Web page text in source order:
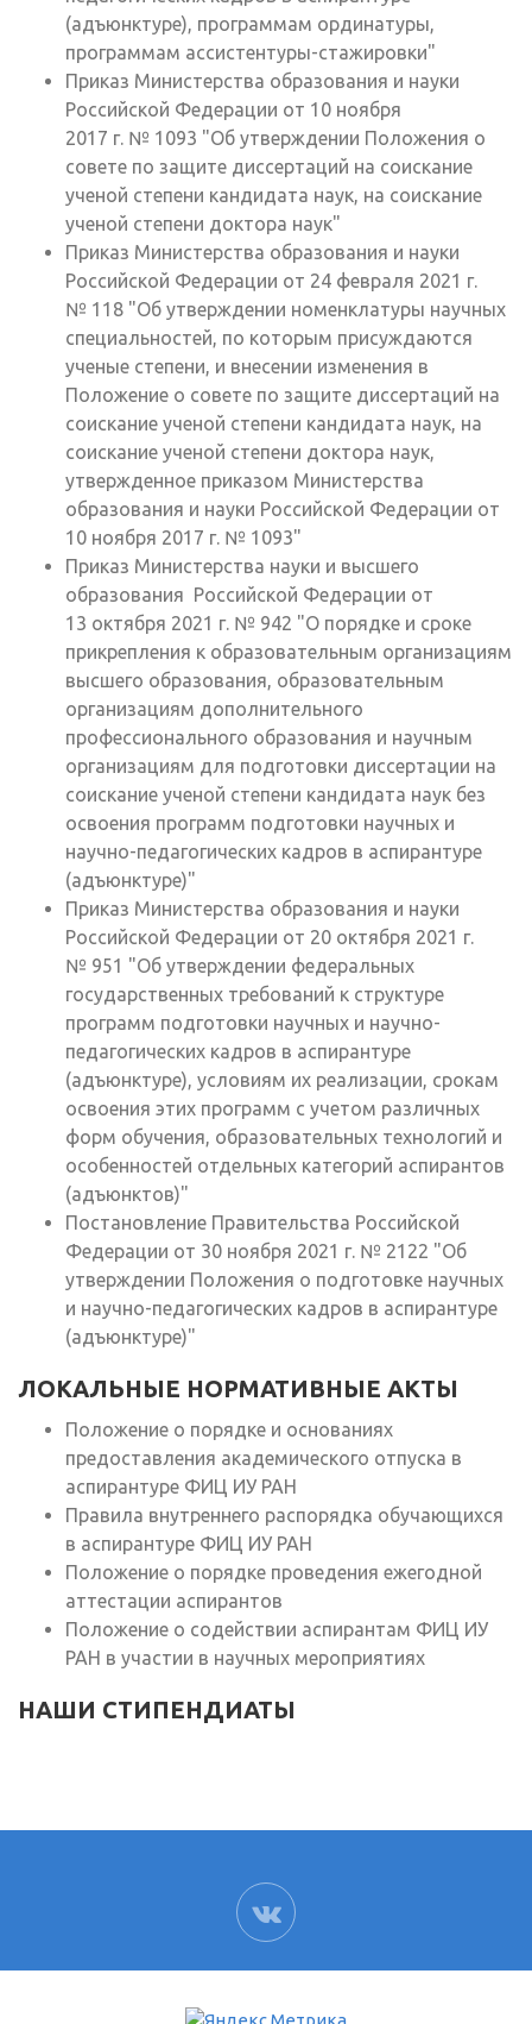
(адъюнктуре), программам ординатуры,
программам ассистентуры-стажировки"
Приказ Министерства образования и науки
Российской Федерации от 10 ноября
2017 г. № 1093 "Об утверждении Положения о
совете по защите диссертаций на соискание
ученой степени кандидата наук, на соискание
ученой степени доктора наук"
Приказ Министерства образования и науки
Российской Федерации от 24 февраля 2021 г.
№ 118 "Об утверждении номенклатуры научных
специальностей, по которым присуждаются
ученые степени, и внесении изменения в
Положение о совете по защите диссертаций на
соискание ученой степени кандидата наук, на
соискание ученой степени доктора наук,
утвержденное приказом Министерства
образования и науки Российской Федерации от
10 ноября 2017 г. № 1093"
Приказ Министерства науки и высшего
образования Российской Федерации от
13 октября 2021 г. № 942 "О порядке и сроке
прикрепления к образовательным организациям
высшего образования, образовательным
организациям дополнительного
профессионального образования и научным
организациям для подготовки диссертации на
соискание ученой степени кандидата наук без
освоения программ подготовки научных и
научно-педагогических кадров в аспирантуре
(адъюнктуре)"
Приказ Министерства образования и науки
Российской Федерации от 20 октября 2021 г.
№ 951 "Об утверждении федеральных
государственных требований к структуре
программ подготовки научных и научно-
педагогических кадров в аспирантуре
(адъюнктуре), условиям их реализации, срокам
освоения этих программ с учетом различных
форм обучения, образовательных технологий и
особенностей отдельных категорий аспирантов
(адъюнктов)"
Постановление Правительства Российской
Федерации от 30 ноября 2021 г. № 2122 "Об
утверждении Положения о подготовке научных
и научно-педагогических кадров в аспирантуре
(адъюнктуре)"
ЛОКАЛЬНЫЕ НОРМАТИВНЫЕ АКТЫ
Положение о порядке и основаниях
предоставления академического отпуска в
аспирантуре ФИЦ ИУ РАН
Правила внутреннего распорядка обучающихся
в аспирантуре ФИЦ ИУ РАН
Положение о порядке проведения ежегодной
аттестации аспирантов
Положение о содействии аспирантам ФИЦ ИУ
РАН в участии в научных мероприятиях
НАШИ СТИПЕНДИАТЫ
ВК